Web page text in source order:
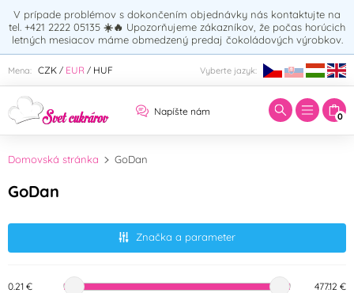
V prípade problémov s dokončením objednávky nás kontaktujte na
tel. +421 2222 05135 ☀️🔥 Upozorňujeme zákazníkov, že počas horúcich
letných mesiacov máme obmedzený predaj čokoládových výrobkov.
Mena: CZK / EUR / HUF Vyberte jazyk:
Napíšte nám 0
Zadajte hľadaný výraz:
Domovská stránka GoDan
GoDan
Značka a parameter
0.21 € 477.12 €